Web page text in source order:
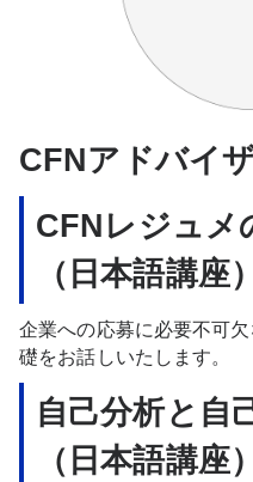
CFNアドバイ
CFNレジュメ
（日本語講座）
企業への応募に必要不可
礎をお話しいたします。
自己分析と自
（日本語講座）